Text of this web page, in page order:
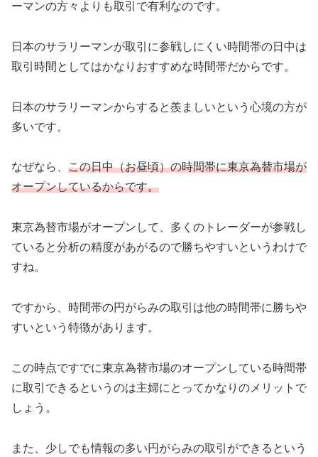
ーマンの方々よりも取引で有利なのです。
日本のサラリーマンが取引に参戦しにくい時間帯の日中は
取引時間としてはかなりおすすめな時間帯だからです。
日本のサラリーマンからすると羨ましいという心境の方が
多いです。
なぜなら、 この日中（お昼頃）の時間帯に東京為替市場が
オープンしているからです。
東京為替市場がオープンして、多くのトレーダーが参戦し
ていると分析の精度があがるので勝ちやすいというわけで
すね。
ですから、時間帯の円がらみの取引は他の時間帯に勝ちや
すいという特徴があります。
この時点ですでに東京為替市場のオープンしている時間帯
に取引できるというのは主婦にとってかなりのメリットで
しょう。
また、少しでも情報の多い円がらみの取引ができるという